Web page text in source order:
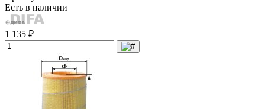
Есть в наличии
1 135 ₽